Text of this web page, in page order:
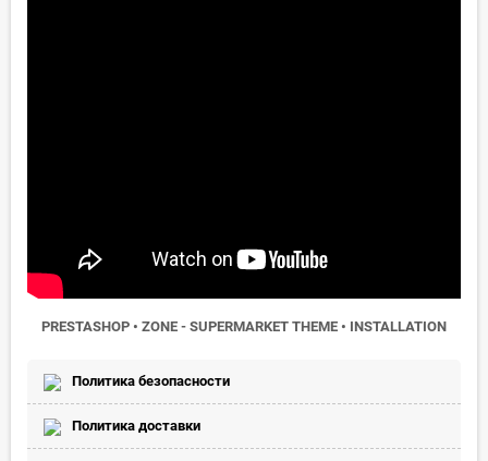
PRESTASHOP • ZONE - SUPERMARKET THEME • INSTALLATION
Политика безопасности
Политика доставки